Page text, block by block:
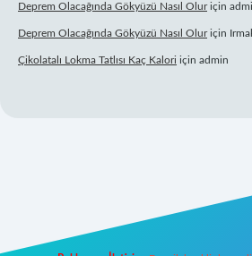
Deprem Olacağında Gökyüzü Nasıl Oluriçin
Deprem Olacağında Gökyüzü Nasıl Oluriçin
Çikolatalı Lokma Tatlısı Kaç Kalori için admin